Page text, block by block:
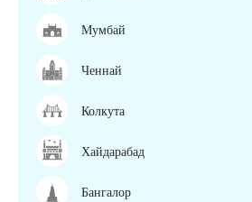
Мумбай
Ченнай
Колкута
Хайдарабад
Бангалор